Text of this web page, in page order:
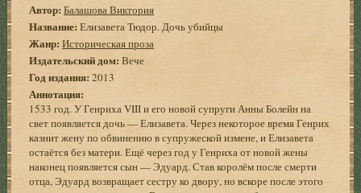
Автор: Балашова Виктория
Название: Елизавета Тюдор. Дочь убийцы
Жанр: Историческая проза
Издательский дом: Вече
Год издания:2013
Аннотация:
1533 год. У Генриха VIII и его новой супруги Анны Болейн на
свет появляется дочь — Елизавета. Через некоторое время Генрих
казнит жену по обвинению в супружеской измене, и Елизавета
остаётся без матери. Ещё через год у Генриха от новой жены
наконец появляется сын — Эдуард. Став королём после смерти
отца, Эдуард возвращает сестру ко двору, но вскоре после этого